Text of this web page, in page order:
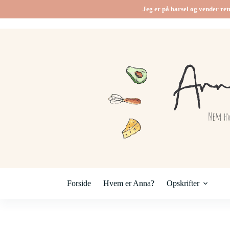
Jeg er på barsel og vender
Forside Hvem er Anna? Opskrifter